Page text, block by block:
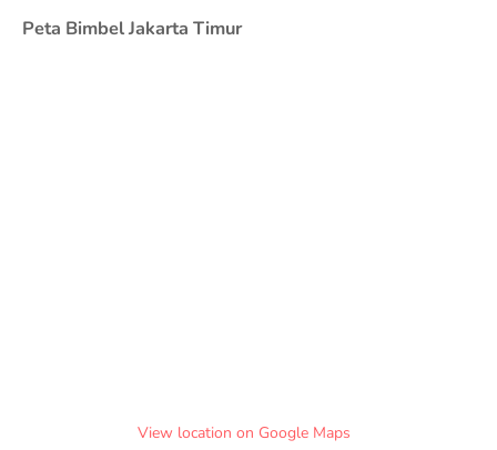
Peta Bimbel Jakarta Timur
View location on Google Maps